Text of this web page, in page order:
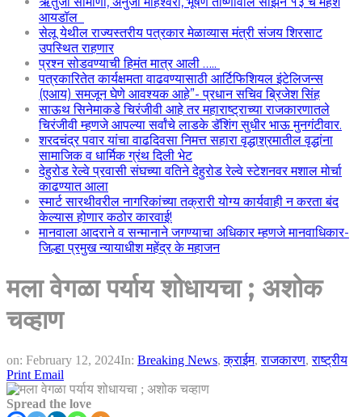
आयडॉल
सेलू येथील राज्यस्तरीय पत्रकार मेळाव्यास मंत्री संजय शिरसाट
उपस्थित राहणार
प्रश्न सोडवण्याची हिमंत मात्र आली …..
पत्रकारितेत कार्यक्षमता वाढवण्यासाठी आर्टिफिशियल इंटेलिजन्स
(एआय) समजून घेणे आवश्यक आहे”- प्रधान सचिव ब्रिजेश सिंह
साऊथ सिनेमाकडे चिरंजीवी आहे तर महाराष्ट्राच्या राजकारणातले
चिरंजीवी म्हणजे आपल्या सर्वांचे लाडके डॅशिंग सुधीर भाऊ मुनगंटीवार.
शरदचंद्र पवार यांचा वाढदिवसा निमत्त सहारा वृद्धाश्रमातील वृद्धांना
सामाजिक व धार्मिक ग्रंथ दिली भेट
देहुरोड रेल्वे प्रवासी संघच्या वतिने देहुरोड रेल्वे स्टेशनवर मशाल मोर्चा
काढण्यात आला
स्मार्ट सारथीवरील नागरिकांच्या तक्रारी योग्य कार्यवाही न करता बंद
केल्यास होणार कठोर कारवाई!
मानवाला आदराने व सन्मानाने जगण्याचा अधिकार म्हणजे मानवाधिकार-
जिल्हा प्रमुख न्यायाधीश महेंद्र के महाजन
मला वेगळा पर्याय शोधायचा ; अशोक
चव्हाण
on: February 12, 2024In: Breaking News,क्राईम,राजकारण,राष्ट्रीय
Print Email
Spread the love